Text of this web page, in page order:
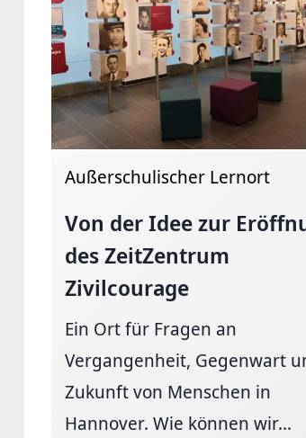
Außerschulischer Lernort
Von der Idee zur
des ZeitZentrum
Zivilcourage
Ein Ort für Fragen an
Vergangenheit, Gegenwart
Zukunft von Menschen in
Hannover. Wie können wir...